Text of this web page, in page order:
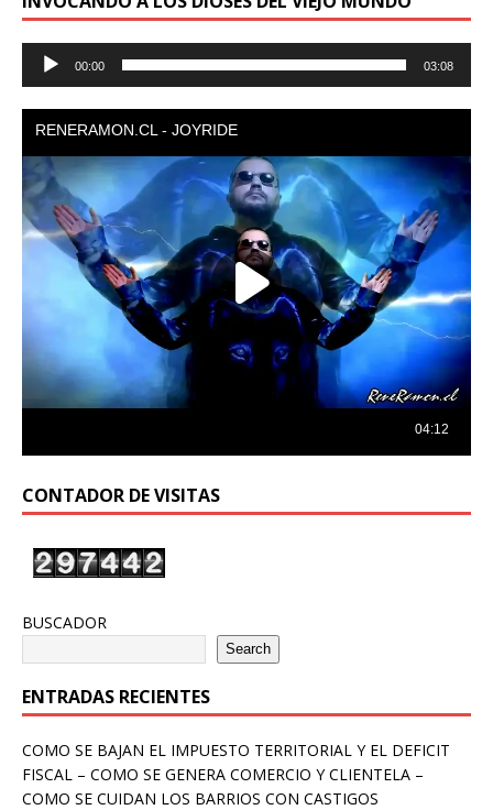
Reproductor
00:00 03:08
CONTADOR DE VISITAS
BUSCADOR
Search
ENTRADAS RECIENTES
COMO SE BAJAN EL IMPUESTO TERRITORIAL Y EL DEFICIT
FISCAL – COMO SE GENERA COMERCIO Y CLIENTELA –
COMO SE CUIDAN LOS BARRIOS CON CASTIGOS